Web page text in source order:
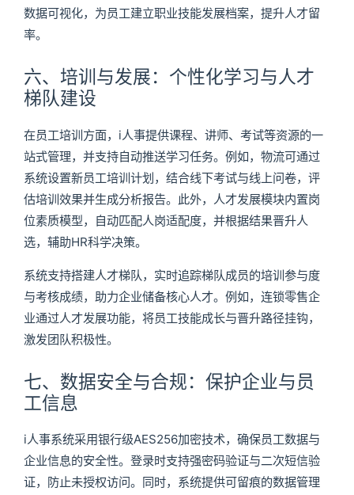
数据可视化，为员工建立职业技能发展档案，提升人才留
率。
六、培训与发展：个性化学习与人才
梯队建设
在员工培训方面，i人事提供课程、讲师、考试等资源的一
站式管理，并支持自动推送学习任务。例如，物流可通过
系统设置新员工培训计划，结合线下考试与线上问卷，评
估培训效果并生成分析报告。此外，人才发展模块内置岗
位素质模型，自动匹配人岗适配度，并根据结果晋升人
选，辅助HR科学决策。
系统支持搭建人才梯队，实时追踪梯队成员的培训参与度
与考核成绩，助力企业储备核心人才。例如，连锁零售企
业通过人才发展功能，将员工技能成长与晋升路径挂钩，
激发团队积极性。
七、数据安全与合规：保护企业与员
工信息
i人事系统采用银行级AES256加密技术，确保员工数据与
企业信息的安全性。登录时支持强密码验证与二次短信验
证，防止未授权访问。同时，系统提供可留痕的数据管理